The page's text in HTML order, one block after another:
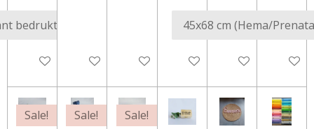
Bekijk detailsBekijk detailsBekijk detailsBekijk detailsBekijk details
In
Sale! Sale! Sale!